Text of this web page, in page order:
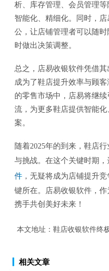
析、库存管理、会员管理
智能化、精细化。同时，
公，让店铺管理者可以随
时做出决策调整。
总之，店易收银软件凭借
成为了鞋店提升效率与顾
的零售市场中，店易将继
流，为更多鞋店提供智能
案。
随着2025年的到来，鞋店
与挑战。在这个关键时期
件 ，无疑将成为店铺提升
键所在。店易收银软件，
携手共创美好未来！
本文地址： 鞋店收银软件终
相关文章